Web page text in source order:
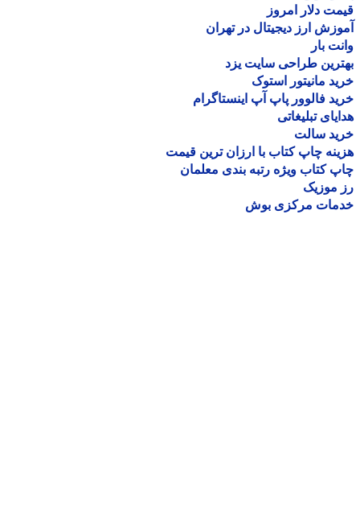
دلار امروز
ارز دیجیتال در تهران
بار
طراحی سایت یزد
مانیتور استوک
فالوور پاپ آپ اینستاگرام
تبلیغاتی
سالت
چاپ کتاب با ارزان ترین قیمت
کتاب ویژه رتبه بندی معلمان
موزیک
مرکزی بوش